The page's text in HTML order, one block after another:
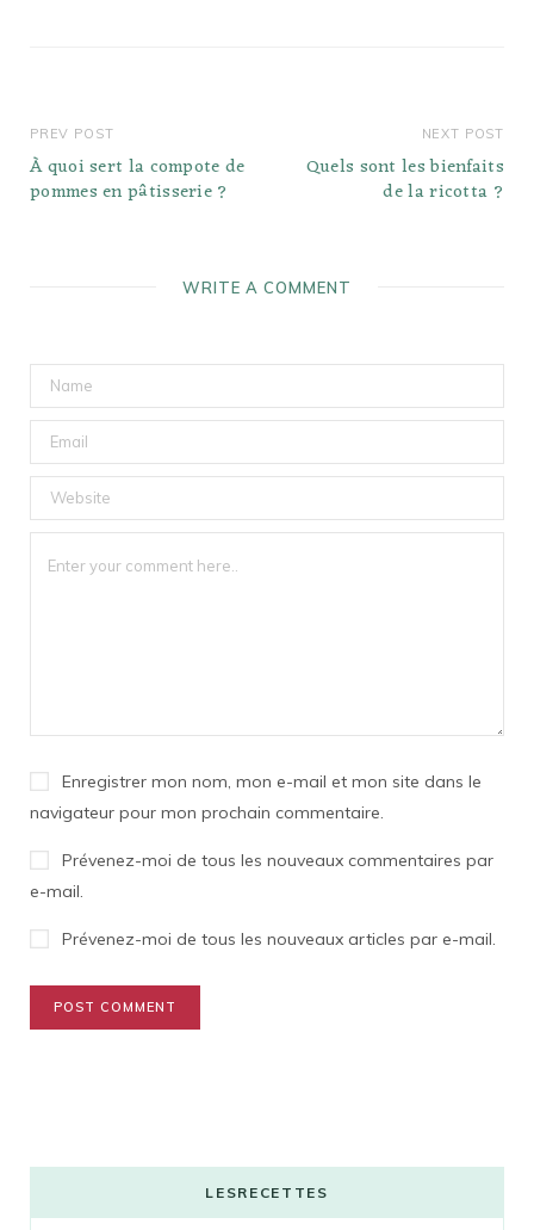
PREV POST
À quoi sert la compote de
pommes en pâtisserie ?
NEXT POST
Quels sont les bienfaits
de la ricotta ?
WRITE A COMMENT
Enregistrer mon nom, mon e-mail et mon site dans le
navigateur pour mon prochain commentaire.
Prévenez-moi de tous les nouveaux commentaires par
e-mail.
Prévenez-moi de tous les nouveaux articles par e-mail.
LESRECETTES